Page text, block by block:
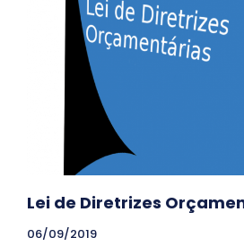
Lei de Diretrizes
06/09/2019